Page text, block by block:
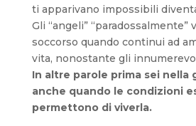
ti apparivano impossibili
Gli “angeli” “paradossalmente”
soccorso quando continui ad
vita, nonostante gli
In altre parole prima sei nella
anche quando le condizioni
permettono di viverla.